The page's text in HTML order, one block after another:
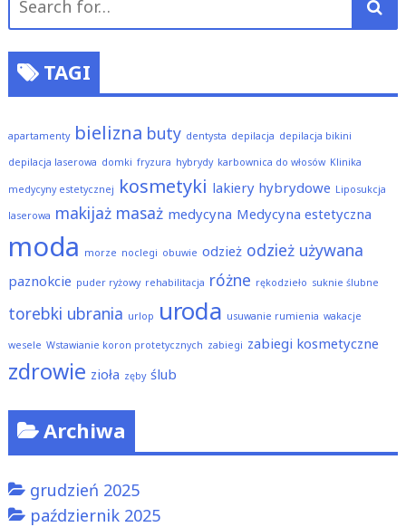
for:
TAGI
apartamenty bielizna buty dentysta depilacja depilacja bikini
depilacja laserowa domki fryzura hybrydy karbownica do włosów Klinika
medycyny estetycznej kosmetyki lakiery hybrydowe Liposukcja
laserowa makijaż masaż medycyna Medycyna estetyczna
moda morze noclegi obuwie odzież odzież używana
paznokcie puder ryżowy rehabilitacja różne rękodzieło suknie ślubne
torebki ubrania urlop uroda usuwanie rumienia wakacje
wesele Wstawianie koron protetycznych zabiegi zabiegi kosmetyczne
zdrowie zioła zęby ślub
Archiwa
grudzień 2025
październik 2025